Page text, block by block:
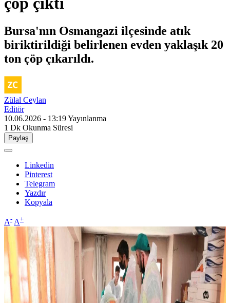
Bursa'nın Osmangazi ilçesinde atık
biriktirildiği belirlenen evden yaklaşık 20
ton çöp çıkarıldı.
Zülal Ceylan
Editör
10.06.2026 - 13:19Yayınlanma
1 Dk Okunma Süresi
Paylaş
Linkedin
Pinterest
Telegram
Yazdır
Kopyala
A- A+